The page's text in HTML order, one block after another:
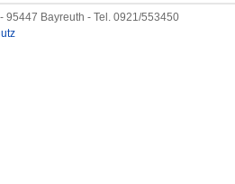
- 95447 Bayreuth - Tel. 0921/553450